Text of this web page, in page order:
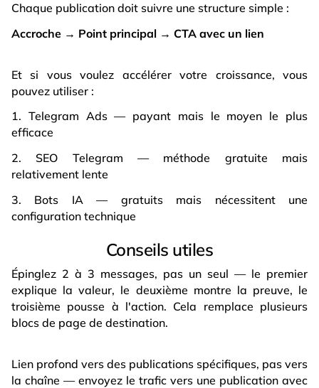
Chaque publication doit suivre une structure simple :
Accroche → Point principal → CTA avec un lien
Et si vous voulez accélérer votre croissance, vous
pouvez utiliser :
1. Telegram Ads — payant mais le moyen le plus
efficace
2. SEO Telegram — méthode gratuite mais
relativement lente
3. Bots IA — gratuits mais nécessitent une
configuration technique
Conseils utiles
Épinglez 2 à 3 messages, pas un seul — le premier
explique la valeur, le deuxième montre la preuve, le
troisième pousse à l'action. Cela remplace plusieurs
blocs de page de destination.
Lien profond vers des publications spécifiques, pas vers
la chaîne — envoyez le trafic vers une publication avec